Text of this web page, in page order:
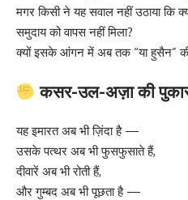
मगर किसी ने यह सवाल नहीं उठाया कि
समुदाय को वापस नहीं मिला?
क्यों इसके आंगन में अब तक “या हुसैन”
कसर-उल-अज़ा की
यह इमारत अब भी ज़िंदा है —
उसके पत्थर अब भी फुसफुसाते हैं,
दीवारें अब भी रोती हैं,
और गुम्बद अब भी पूछता है —